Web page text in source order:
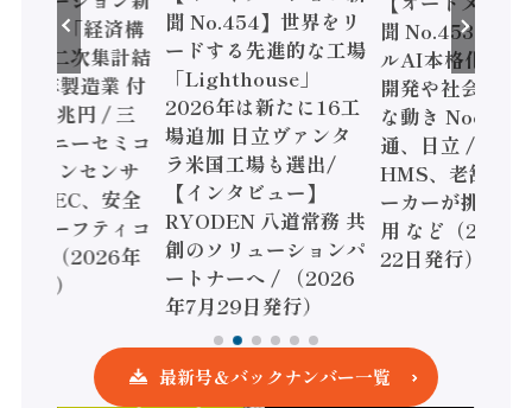
】「経済構
調査二次集計結
年製造業 付
額86兆円 / 三
とソニーセミコ
ジョンセンサ
/ IDEC、安全
すセーフティコ
ーラ（2026年
発行）
聞 No.454】世界をリ
ードする先進的な工場
「Lighthouse」
2026年は新たに16工
場追加 日立ヴァンタ
ラ米国工場も選出/
【インタビュー】
RYODEN 八道常務 共
創のソリューションパ
ートナーへ / （2026
年7月29日発行）
聞 No.453】フ
ルAI本格化へ
開発や社会実装
な動き Noetra
通、日立 / 兵神
HMS、老舗ポ
ーカーが挑むデ
用 など（2026
22日発行）
最新号＆バックナンバー一覧